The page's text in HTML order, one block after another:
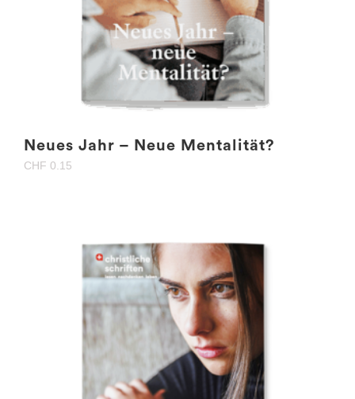
Neues Jahr – Neue Mentalität?
CHF 0.15